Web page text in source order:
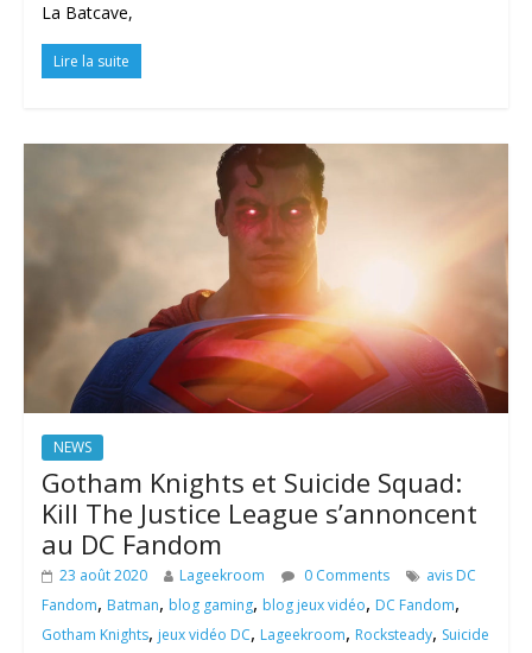
La Batcave,
Lire la suite
NEWS
Gotham Knights et Suicide Squad:
Kill The Justice League s’annoncent
au DC Fandom
23 août 2020 Lageekroom 0 Comments
avis DC
Fandom, Batman, blog gaming, blog jeux vidéo, DC Fandom,
Gotham Knights, jeux vidéo DC, Lageekroom, Rocksteady, Suicide